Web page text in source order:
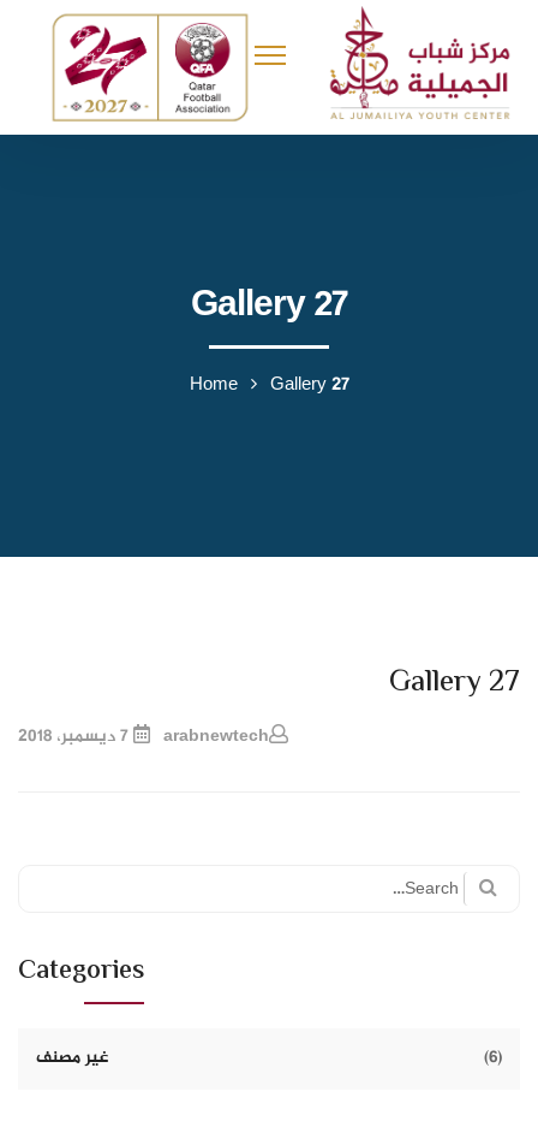
Gallery 27
Home Gallery 27
Gallery 27
arabnewtech 7 ديسمبر، 2018
Search
Categories
غير مصنف (6)